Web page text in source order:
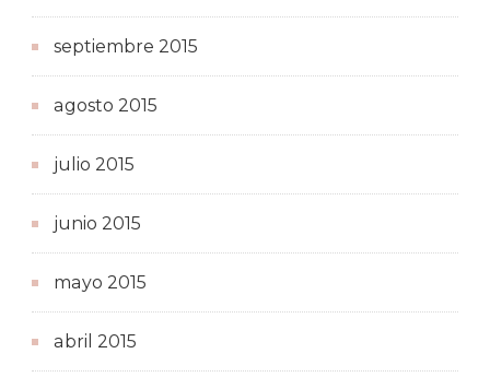
septiembre 2015
agosto 2015
julio 2015
junio 2015
mayo 2015
abril 2015